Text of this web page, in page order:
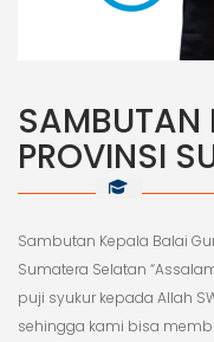
SAMBUTAN
PROVINSI
Sambutan Kepala Balai
Sumatera Selatan
puji syukur kepada Allah
sehingga kami bisa